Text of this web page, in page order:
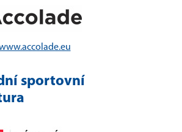
sportovní